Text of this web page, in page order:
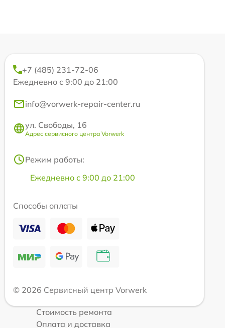
+7 (485) 231-72-06
Ежедневно с 9:00 до 21:00
info@vorwerk-repair-center.ru
ул. Свободы, 16
Адрес сервисного центра Vorwerk
Режим работы:
Ежедневно с 9:00 до 21:00
Способы оплаты
© 2026 Сервисный центр Vorwerk
Стоимость ремонта
Оплата и доставка